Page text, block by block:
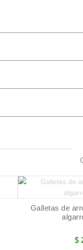
Galletas de
$